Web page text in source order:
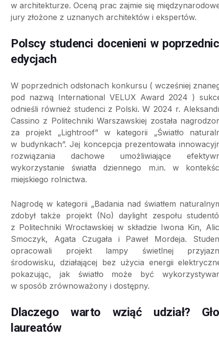
w architekturze. Oceną prac zajmie się
jury złożone z uznanych architektów i ekspertów.
Polscy studenci docenieni w
edycjach
W poprzednich odsłonach konkursu ( wcześniej
pod nazwą International VELUX Award 2024 )
odnieśli również studenci z Polski. W 2024 r.
Cassino z Politechniki Warszawskiej została
za projekt „Lightroof” w kategorii „Światło
w budynkach”. Jej koncepcja prezentowała
rozwiązania dachowe umożliwiające
wykorzystanie światła dziennego m.in. w
miejskiego rolnictwa.
Nagrodę w kategorii „Badania nad światłem
zdobył także projekt (No) daylight zespołu
z Politechniki Wrocławskiej w składzie Iwona Kin,
Smoczyk, Agata Czugała i Paweł Mordeja.
opracowali projekt lampy świetlnej
środowisku, działającej bez użycia energii
pokazując, jak światło może być
w sposób zrównoważony i dostępny.
Dlaczego warto wziąć udział?
laureatów